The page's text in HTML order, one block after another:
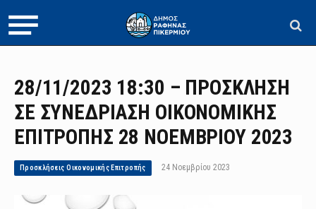
28/11/2023 18:30 – ΠΡΟΣΚΛΗΣΗ
ΣΕ ΣΥΝΕΔΡΙΑΣΗ ΟΙΚΟΝΟΜΙΚΗΣ
ΕΠΙΤΡΟΠΗΣ 28 ΝΟΕΜΒΡΙΟΥ 2023
Προσκλήσεις Οικονομικής Επιτροπής 24 Νοεμβρίου 2023